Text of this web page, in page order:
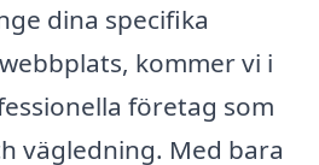
dina specifika
kommer vi i
företag som
vägledning. Med bara